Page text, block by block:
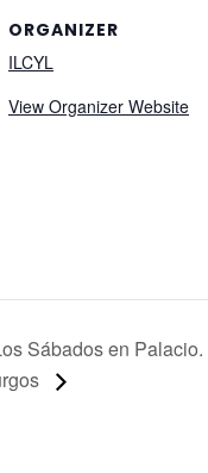
ORGANIZER
ILCYL
View Organizer Website
Sábados en